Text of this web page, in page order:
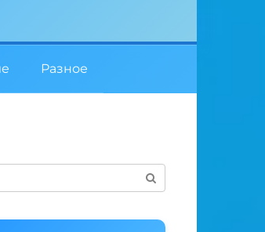
Разное